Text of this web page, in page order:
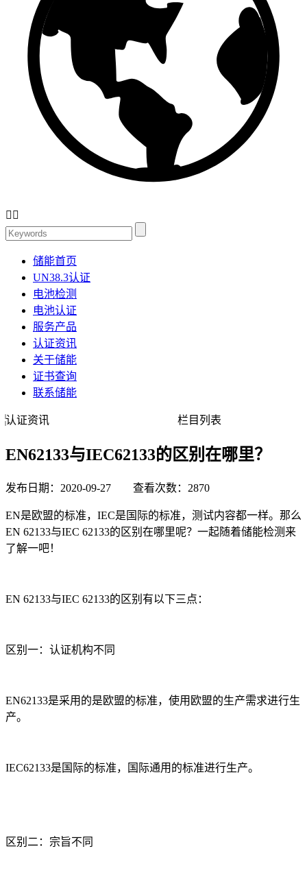
 
储能首页
UN38.3认证
电池检测
电池认证
服务产品
认证资讯
关于储能
证书查询
联系储能
认证资讯 栏目列表
EN62133与IEC62133的区别在哪里？
发布日期：2020-09-27 查看次数：2870
EN是欧盟的标准，IEC是国际的标准，测试内容都一样。 那么
EN 62133与IEC 62133的区别在哪里呢？一起随着储能检测来
了解一吧！
EN 62133与IEC 62133的区别有以下三点：
区别一： 认证机构不同
EN62133是采用的是欧盟的标准，使用欧盟的生产需求进行生
产。
IEC62133是国际的标准，国际通用的标准进行生产。
区别二 ： 宗旨不同